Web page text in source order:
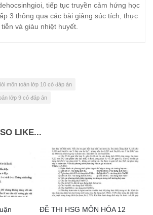
tiếp tục truyền cảm hứng học
3 thông qua các bài giảng súc tích, thực
tiễn và giàu nhiệt huyết.
môn toán lớp 10 có đáp án
lớp 9 có đáp án
LIKE...
ĐỀ THI HSG MÔN HÓA 12